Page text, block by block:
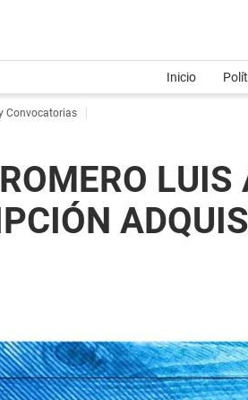
Inicio
Convocatorias